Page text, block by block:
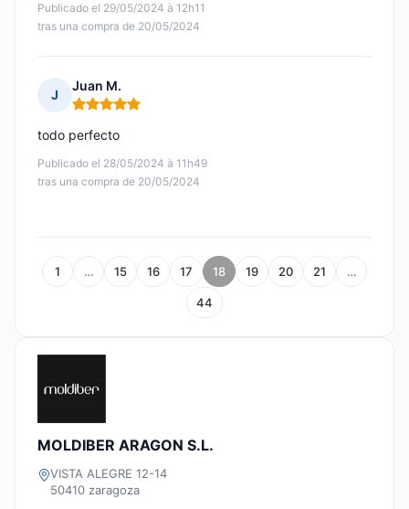
Publicado el 29/05/2024 à 12h11
tras una compra de 20/05/2024
J
Juan M.
Nota: 5 de 5
Publicado el 28/05/2024 à 11h49
tras una compra de 20/05/2024
todo perfecto
1 … 15 16 17 18 19 20 21 …
44
MOLDIBER ARAGON S.L.
VISTA ALEGRE 12-14
50410 zaragoza